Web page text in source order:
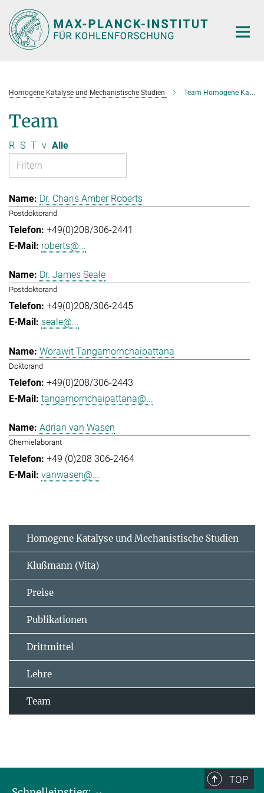
Hauptinhalt
Homogene Katalyse und Mechanistische Studien Team Homogene Katalyse und Mechanistische Studien
Team
R S T v Alle
Dr. Charis Amber Roberts
Postdoktorand
+49(0)208/306-2441
roberts@...
Dr. James Seale
Postdoktorand
+49(0)208/306-2445
seale@...
Worawit Tangamornchaipattana
Doktorand
+49(0)208/306-2443
tangamornchaipattana@...
Adrian van Wasen
Chemielaborant
+49 (0)208 306-2464
vanwasen@...
Homogene Katalyse und Mechanistische Studien
Klußmann (Vita)
Preise
Publikationen
Drittmittel
Lehre
Team
TOP